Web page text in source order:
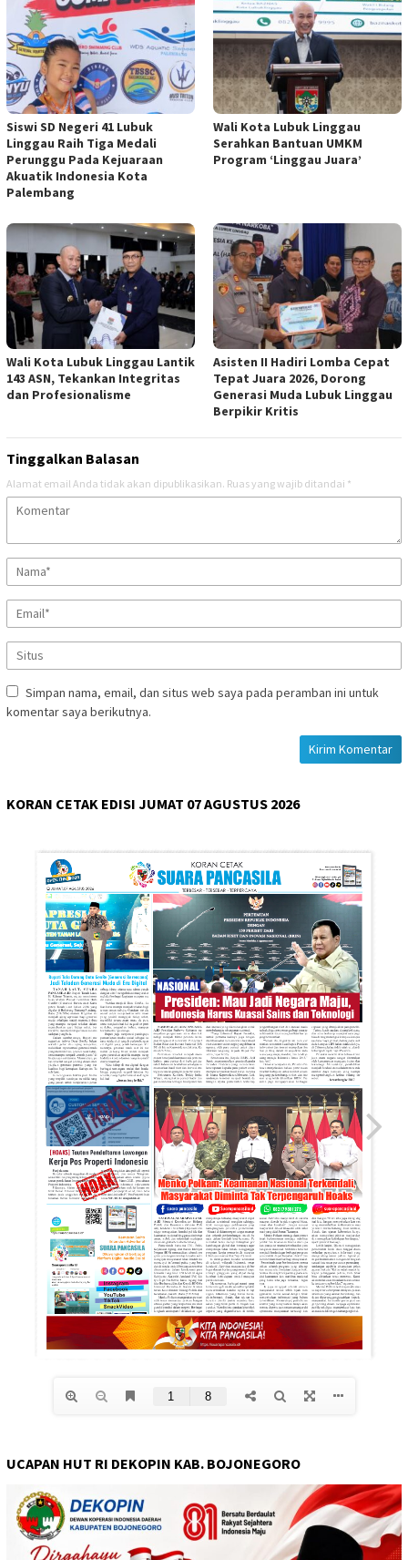
Siswi SD Negeri 41 Lubuk
Linggau Raih Tiga Medali
Perunggu Pada Kejuaraan
Akuatik Indonesia Kota
Palembang
Wali Kota Lubuk Linggau
Serahkan Bantuan UMKM
Program ‘Linggau Juara’
Wali Kota Lubuk Linggau Lantik
143 ASN, Tekankan Integritas
dan Profesionalisme
Asisten II Hadiri Lomba Cepat
Tepat Juara 2026, Dorong
Generasi Muda Lubuk Linggau
Berpikir Kritis
Tinggalkan Balasan
Alamat email Anda tidak akan dipublikasikan. Ruas yang wajib ditandai *
Simpan nama, email, dan situs web saya pada peramban ini untuk
komentar saya berikutnya.
KORAN CETAK EDISI JUMAT 07 AGUSTUS 2026
UCAPAN HUT RI DEKOPIN KAB. BOJONEGORO